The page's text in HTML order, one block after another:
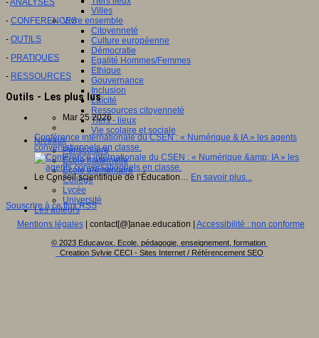
Villes
Vivre ensemble
Citoyenneté
Culture européenne
Démocratie
Egalité Hommes/Femmes
Ethique
Gouvernance
Inclusion
Laïcité
Ressources citoyenneté
Tiers - lieux
Vie scolaire et sociale
Niveaux
Périscolaire
Ecole maternelle
Ecole élémentaire
Collège
Lycée
Université
Les auteurs
- CONFERENCES
- OUTILS
- PRATIQUES
- RESSOURCES
Outils - Les plus lus
Mar 25 2026
Conférence internationale du CSEN : « Numérique & IA » les agents
conversationnels en classe.
Le Conseil scientifique de l’Éducation… En savoir plus...
Souscrire à ce flux RSS
Mentions légales| contact[@]anae.education | Accessibilité : non conforme
© 2023 Educavox, Ecole, pédagogie, enseignement, formation
Creation Sylvie CECI - Sites Internet / Référencement SEO